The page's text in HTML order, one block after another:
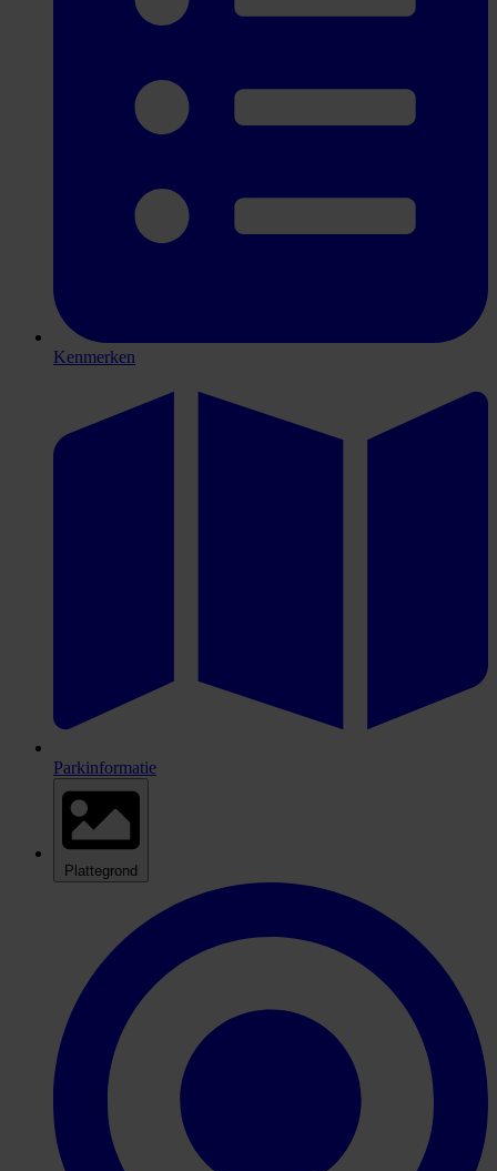
Kenmerken
Parkinformatie
Plattegrond